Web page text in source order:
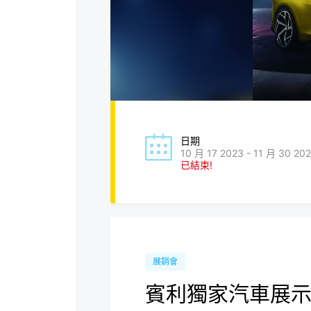
日期
10 月 17 2023 - 11 月 30
已結束!
展銷會
賓利獨家汽車展示